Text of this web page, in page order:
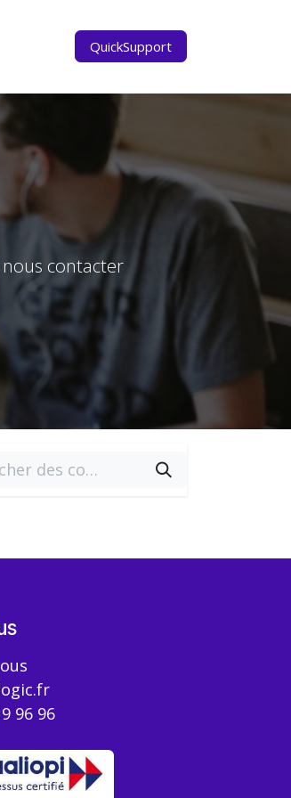
QuickSupport
contacter
96 96